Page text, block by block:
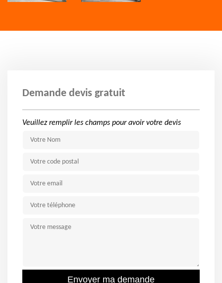
Demande devis gratuit
Veuillez remplir les champs pour avoir votre devis